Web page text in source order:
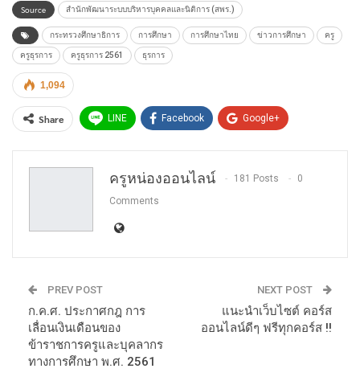
Source สำนักพัฒนาระบบบริหารบุคคลและนิติการ (สพร.)
กระทรวงศึกษาธิการ การศึกษา การศึกษาไทย ข่าวการศึกษา ครู
ครูธุรการ ครูธุรการ 2561 ธุรการ
1,094
Share LINE Facebook Google+
ครูหน่องออนไลน์ 181 Posts
0
Comments
PREV POST
ก.ค.ศ. ประกาศกฎ การ
เลื่อนเงินเดือนของ
ข้าราชการครูและบุคลากร
ทางการศึกษา พ.ศ. 2561
NEXT POST
แนะนำเว็บไซต์ คอร์ส
ออนไลน์ดีๆ ฟรีทุกคอร์ส !!